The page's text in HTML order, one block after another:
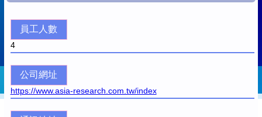
員工人數
4
公司網址
https://www.asia-research.com.tw/index